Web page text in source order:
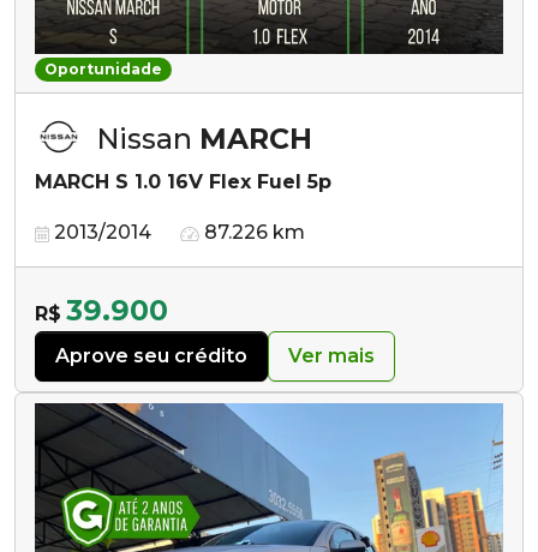
Oportunidade
Nissan MARCH
MARCH S 1.0 16V Flex Fuel 5p
2013/2014 87.226 km
R$ 39.900
Aprove seu crédito Ver mais